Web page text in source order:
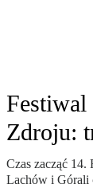
Zdroju:
Czas zacząć
Lachów i Górali